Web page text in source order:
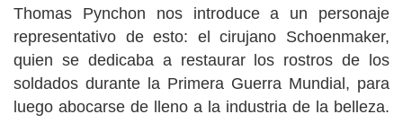
Thomas Pynchon nos introduce a un personaje
representativo de esto: el cirujano Schoenmaker,
quien se dedicaba a restaurar los rostros de los
soldados durante la Primera Guerra Mundial, para
luego abocarse de lleno a la industria de la belleza.